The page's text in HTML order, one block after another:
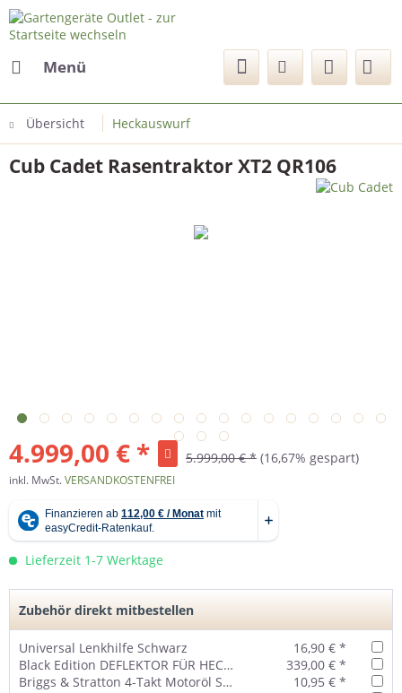
Menü
Übersicht Heckauswurf
Cub Cadet Rasentraktor XT2 QR106
4.999,00 € * 5.999,00 € * (16,67% gespart)
inkl. MwSt.VERSANDKOSTENFREI
Lieferzeit 1-7 Werktage
Zubehör direkt mitbestellen
Universal Lenkhilfe Schwarz
16,90 € *
Black Edition DEFLEKTOR FÜR HECKAUSWURF 95 / 106cm - 196-552-000
339,00 € *
Briggs & Stratton 4-Takt Motoröl SAE 30 1 Liter - 100007e
10,95 € *